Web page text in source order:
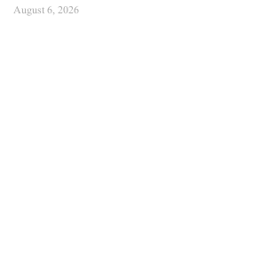
August 6, 2026